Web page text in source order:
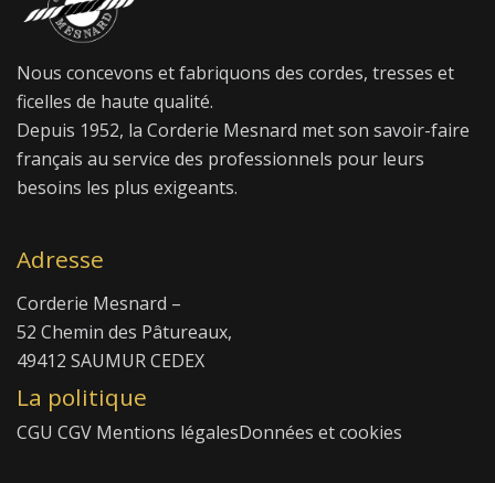
Nous concevons et fabriquons des cordes, tresses et
ficelles de haute qualité.
Depuis 1952, la Corderie Mesnard met son savoir-faire
français au service des professionnels pour leurs
besoins les plus exigeants.
Adresse
Corderie Mesnard –
52 Chemin des Pâtureaux,
49412 SAUMUR CEDEX
La politique
CGU CGV Mentions légalesDonnées et cookies